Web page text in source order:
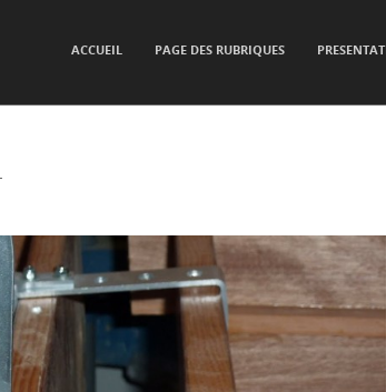
ACCUEIL PAGE DES RUBRIQUES